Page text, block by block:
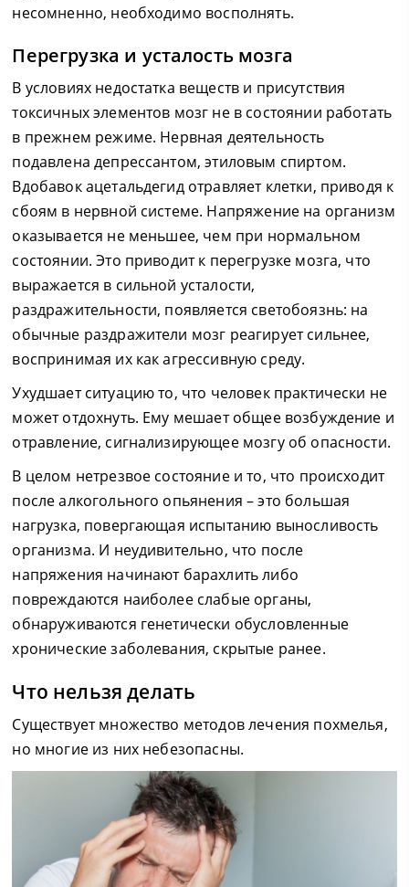
несомненно, необходимо восполнять.
Перегрузка и усталость мозга
В условиях недостатка веществ и присутствия
токсичных элементов мозг не в состоянии работать
в прежнем режиме. Нервная деятельность
подавлена депрессантом, этиловым спиртом.
Вдобавок ацетальдегид отравляет клетки, приводя к
сбоям в нервной системе. Напряжение на организм
оказывается не меньшее, чем при нормальном
состоянии. Это приводит к перегрузке мозга, что
выражается в сильной усталости,
раздражительности, появляется светобоязнь: на
обычные раздражители мозг реагирует сильнее,
воспринимая их как агрессивную среду.
Ухудшает ситуацию то, что человек практически не
может отдохнуть. Ему мешает общее возбуждение и
отравление, сигнализирующее мозгу об опасности.
В целом нетрезвое состояние и то, что происходит
после алкогольного опьянения – это большая
нагрузка, повергающая испытанию выносливость
организма. И неудивительно, что после
напряжения начинают барахлить либо
повреждаются наиболее слабые органы,
обнаруживаются генетически обусловленные
хронические заболевания, скрытые ранее.
Что нельзя делать
Существует множество методов лечения похмелья,
но многие из них небезопасны.